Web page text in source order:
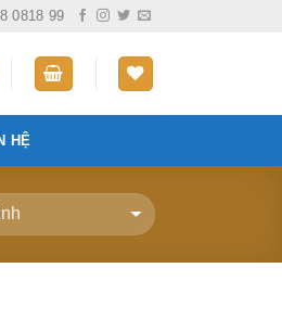
0818 99
HỆ